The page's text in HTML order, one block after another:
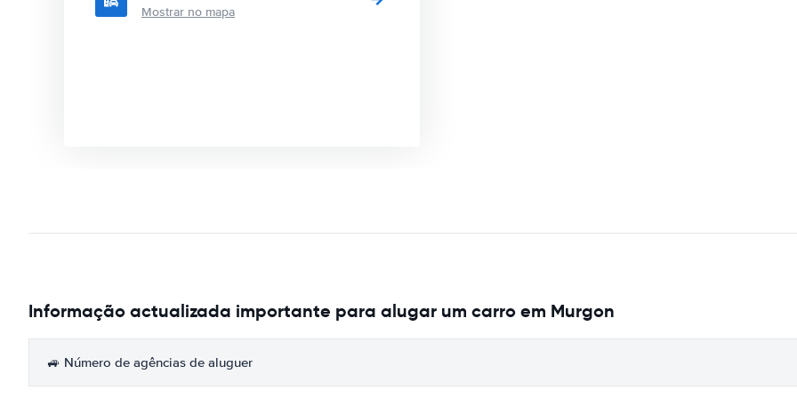
Mostrar no mapa
Informação actualizada importante para alugar um carro em Murgon
🚙 Número de agências de aluguer